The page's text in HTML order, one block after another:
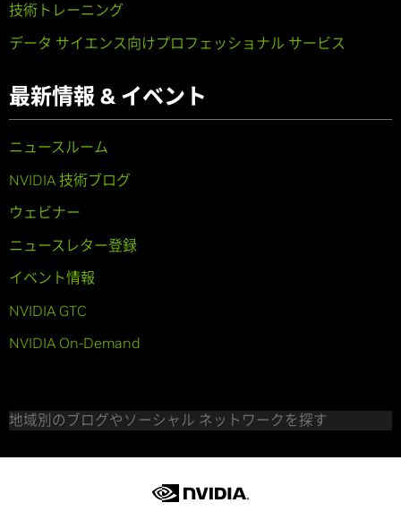
技術トレーニング
データ サイエンス向けプロフェッショナル サービス
最新情報 & イベント
ニュースルーム
NVIDIA 技術ブログ
ウェビナー
ニュースレター登録
イベント情報
NVIDIA GTC
NVIDIA On-Demand
地域別のブログやソーシャル ネットワークを探す